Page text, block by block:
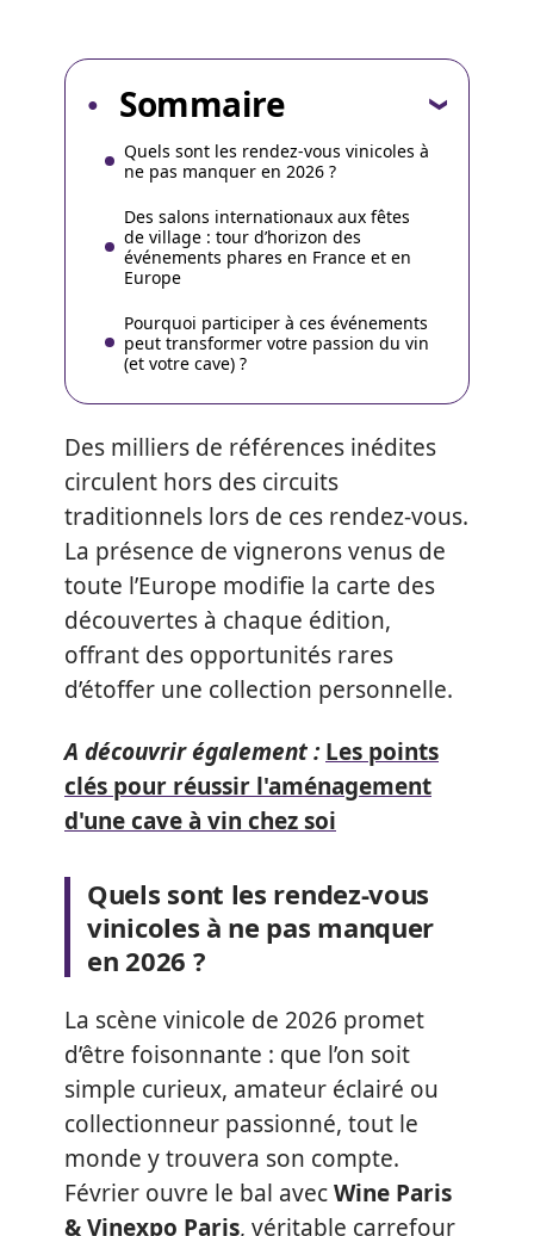
Sommaire
Quels sont les rendez-vous vinicoles à
ne pas manquer en 2026 ?
Des salons internationaux aux fêtes
de village : tour d’horizon des
événements phares en France et en
Europe
Pourquoi participer à ces événements
peut transformer votre passion du vin
(et votre cave) ?
Des milliers de références inédites
circulent hors des circuits
traditionnels lors de ces rendez-vous.
La présence de vignerons venus de
toute l’Europe modifie la carte des
découvertes à chaque édition,
offrant des opportunités rares
d’étoffer une collection personnelle.
A découvrir également : Les points
clés pour réussir l'aménagement
d'une cave à vin chez soi
Quels sont les rendez-vous
vinicoles à ne pas manquer
en 2026 ?
La scène vinicole de 2026 promet
d’être foisonnante : que l’on soit
simple curieux, amateur éclairé ou
collectionneur passionné, tout le
monde y trouvera son compte.
Février ouvre le bal avecWine Paris
& Vinexpo Paris, véritable carrefour